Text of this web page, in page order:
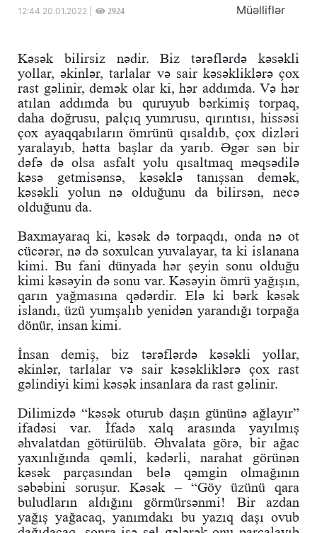
12:44 20.01.2022 | 2924 Müəlliflər
Kəsək bilirsiz nədir. Biz tərəflərdə kəsəkli
yollar, əkinlər, tarlalar və sair kəsəkliklərə çox
rast gəlinir, demək olar ki, hər addımda. Və hər
atılan addımda bu quruyub bərkimiş torpaq,
daha doğrusu, palçıq yumrusu, qırıntısı, hissəsi
çox ayaqqabıların ömrünü qısaldıb, çox dizləri
yaralayıb, hətta başlar da yarıb. Əgər sən bir
dəfə də olsa asfalt yolu qısaltmaq məqsədilə
kəsə getmisənsə, kəsəklə tanışsan demək,
kəsəkli yolun nə olduğunu da bilirsən, necə
olduğunu da.
Baxmayaraq ki, kəsək də torpaqdı, onda nə ot
cücərər, nə də soxulcan yuvalayar, ta ki islanana
kimi. Bu fani dünyada hər şeyin sonu olduğu
kimi kəsəyin də sonu var. Kəsəyin ömrü yağışın,
qarın yağmasına qədərdir. Elə ki bərk kəsək
islandı, üzü yumşalıb yenidən yarandığı torpağa
dönür, insan kimi.
İnsan demiş, biz tərəflərdə kəsəkli yollar,
əkinlər, tarlalar və sair kəsəkliklərə çox rast
gəlindiyi kimi kəsək insanlara da rast gəlinir.
Dilimizdə “kəsək oturub daşın gününə ağlayır”
ifadəsi var. İfadə xalq arasında yayılmış
əhvalatdan götürülüb. Əhvalata görə, bir ağac
yaxınlığında qəmli, kədərli, narahat görünən
kəsək parçasından belə qəmgin olmağının
səbəbini soruşur. Kəsək – “Göy üzünü qara
buludların aldığını görmürsənmi! Bir azdan
yağış yağacaq, yanımdakı bu yazıq daşı ovub